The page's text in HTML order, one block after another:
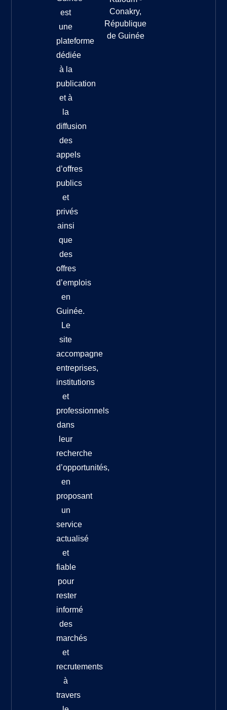
est
une
plateforme
dédiée
à la
publication
et à
la
diffusion
des
appels
d’offres
publics
et
privés
ainsi
que
des
offres
d’emplois
en
Guinée.
Le
site
accompagne
entreprises,
institutions
et
professionnels
dans
leur
recherche
d’opportunités,
en
proposant
un
service
actualisé
et
fiable
pour
rester
informé
des
marchés
et
recrutements
à
travers
Conakry,
République
de Guinée